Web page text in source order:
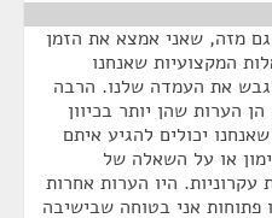
מזה, שאני אמצא את הזמן
המקצועיות שאנחנו
את העמדה שלנו. הרבה
הערות שהן יותר בכיוון
יכולים להגיע איתם
או על השאלה של
היו הערות אחרות
פתוחות אני בטוחה שבישיבה